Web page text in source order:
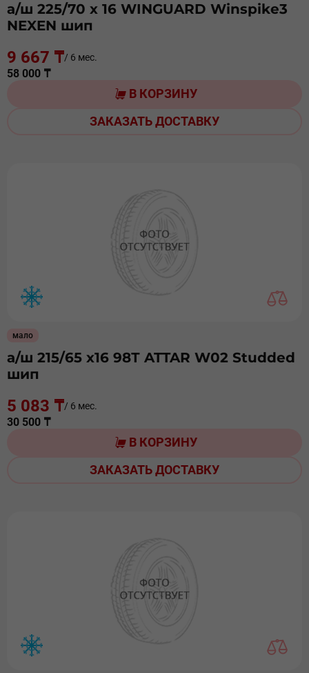
а/ш 225/70 х 16 WINGUARD Winspike3
NEXEN шип
9 667 ₸/ 6 мес.
58 000 ₸
В КОРЗИНУ
ЗАКАЗАТЬ ДОСТАВКУ
мало
а/ш 215/65 х16 98Т ATTAR W02 Studded
шип
5 083 ₸/ 6 мес.
30 500 ₸
В КОРЗИНУ
ЗАКАЗАТЬ ДОСТАВКУ